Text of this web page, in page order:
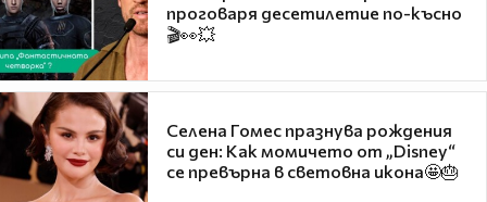
проговаря десетилетие по-късно
🎬👀💥
Селена Гомес празнува рождения
си ден: Как момичето от „Disney“
се превърна в световна икона🤩🎂